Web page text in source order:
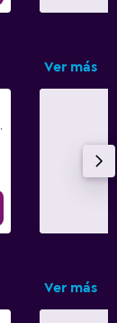
Ver más
Ver más